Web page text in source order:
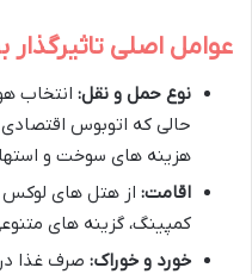
عوامل اصلی تاثیرگذار
نوع حمل و نقل: انتخاب
حالی که اتوبوس
هزینه های سوخت و
اقامت: از هتل های لوکس
کمپینگ، گزینه های
خورد و خوراک: صرف غذا